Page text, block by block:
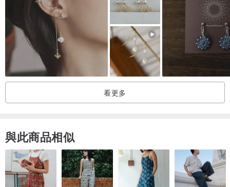
・ 使用軟牙刷或蘸有少量酒精的棉籤。擠掉棉籤或軟牙刷上多餘的水
分，使其幾乎不濕。
・ 輕柔地刷洗，特別小心北極光石，因為它們很容易被劃傷。
・清潔珠寶後，請確保它們完全乾燥後再收起，因為水分會導致珠寶
變質。
如有任何關於復古珠寶護理的問題，請隨時與我們聯繫。
良好，但可能會顯示出很少的二手標記。這些小標誌使每件復古單品
都成為最有故事的珠寶，值得加入您的收藏。所有 BOITE LAQUE 復
古珠寶均由專業珠寶商清潔和保養。
=====
看更多
與此商品相似